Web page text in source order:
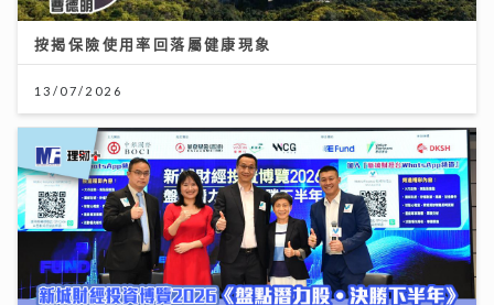
按揭保險使用率回落屬健康現象
13/07/2026